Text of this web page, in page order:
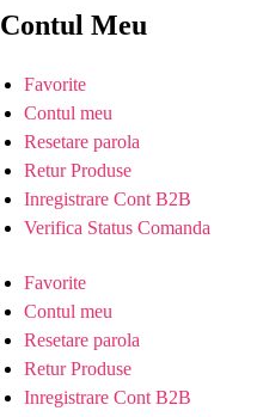
Contul Meu
Favorite
Contul meu
Resetare parola
Retur Produse
Inregistrare Cont B2B
Verifica Status Comanda
Favorite
Contul meu
Resetare parola
Retur Produse
Inregistrare Cont B2B